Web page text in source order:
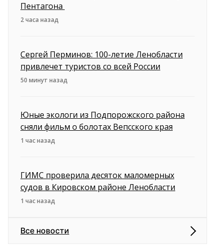
Пентагона
2 часа назад
Сергей Перминов: 100-летие Ленобласти
привлечет туристов со всей России
50 минут назад
Юные экологи из Подпорожского района
сняли фильм о болотах Вепсского края
1 час назад
ГИМС проверила десяток маломерных
судов в Кировском районе Ленобласти
1 час назад
Все новости